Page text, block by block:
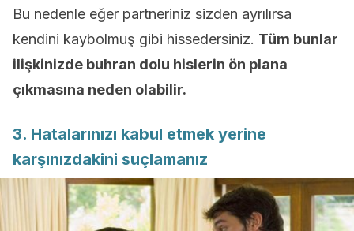
Bu nedenle eğer partneriniz sizden ayrılırsa
kendini kaybolmuş gibi hissedersiniz. Tüm bunlar
ilişkinizde buhran dolu hislerin ön plana
çıkmasına neden olabilir.
3. Hatalarınızı kabul etmek yerine
karşınızdakini suçlamanız